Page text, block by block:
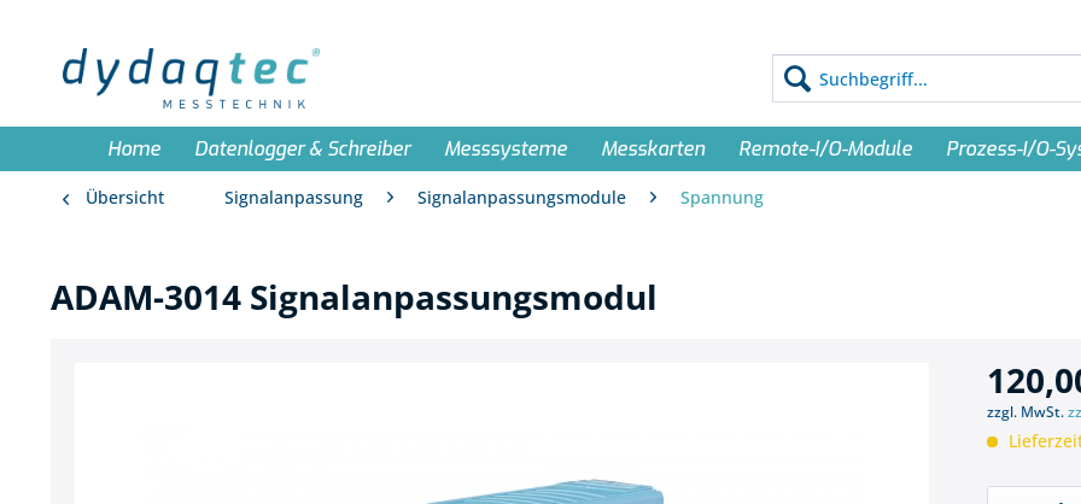
Home Datenlogger & Schreiber Messsysteme Messkarten Remote-I/O-Module Prozess-I/O-
Übersicht Signalanpassung Signalanpassungsmodule Spannung
ADAM-3014 Signalanpassungsmodul
zzgl. MwSt.